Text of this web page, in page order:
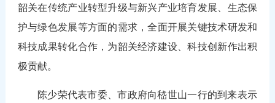
韶关在传统产业转型升级与新兴产业培育发展、生态保
护与绿色发展等方面的需求，全面开展关键技术研发和
科技成果转化合作，为韶关经济建设、科技创新作出积
极贡献。
陈少荣代表市委、市政府向嵇世山一行的到来表示